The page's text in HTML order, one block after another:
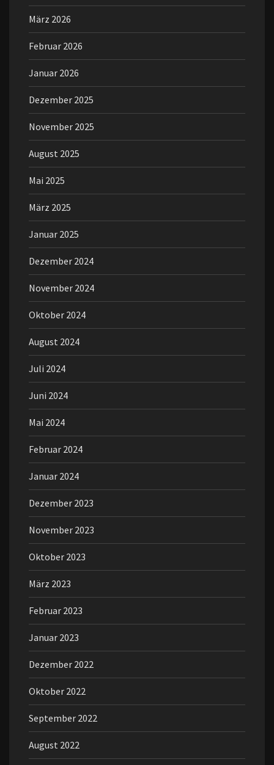
März 2026
Februar 2026
Januar 2026
Dezember 2025
November 2025
August 2025
Mai 2025
März 2025
Januar 2025
Dezember 2024
November 2024
Oktober 2024
August 2024
Juli 2024
Juni 2024
Mai 2024
Februar 2024
Januar 2024
Dezember 2023
November 2023
Oktober 2023
März 2023
Februar 2023
Januar 2023
Dezember 2022
Oktober 2022
September 2022
August 2022